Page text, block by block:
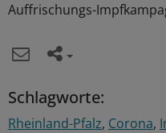
Auffrischungs-
Schlagworte:
Rheinland-Pfalz Corona